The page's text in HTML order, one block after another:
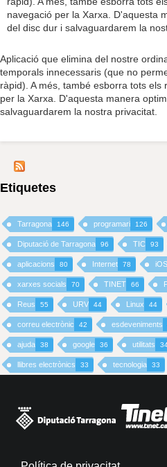
navegació per la Xarxa. D'aquesta
del disc dur i salvaguardarem la
Aplicació que elimina del nostre
temporals innecessaris (que no
ràpid). A més, també esborra tots
per la Xarxa. D'aquesta manera
salvaguardarem la nostra privacitat.
Etiquetes
Tarragona 146 programari 126
Diputació de Tarragona 96 TIC 93
aplicacions 80 Internet 78 iOS
xarxes socials 70 TINET 66
Reus 55 URV 44 Linux 44
correu electrònic 42 esdeveniments
ajuda 38 google 36 utilitats
llibres electrònics 33 tecnologia 33